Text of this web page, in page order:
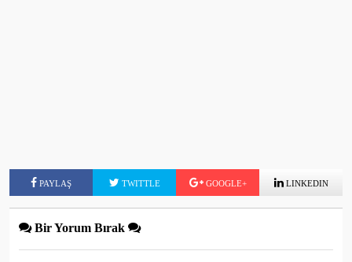
PAYLAŞ TWITTLE GOOGLE+ LINKEDIN
Bir Yorum Bırak